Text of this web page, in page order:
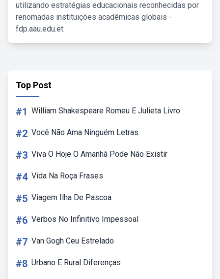
utilizando estratégias educacionais reconhecidas por
renomadas instituições acadêmicas globais -
fdp.aau.edu.et.
Top Post
#1 William Shakespeare Romeu E Julieta Livro
#2 Você Não Ama Ninguém Letras
#3 Viva O Hoje O Amanhã Pode Não Existir
#4 Vida Na Roça Frases
#5 Viagem Ilha De Pascoa
#6 Verbos No Infinitivo Impessoal
#7 Van Gogh Ceu Estrelado
#8 Urbano E Rural Diferenças